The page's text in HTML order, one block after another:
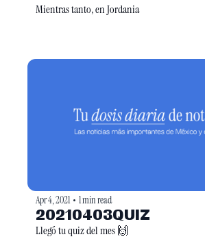
Mientras tanto, en Jordania
Apr 4, 2021 • 1 min read
20210403QUIZ
Llegó tu quiz del mes 🙌